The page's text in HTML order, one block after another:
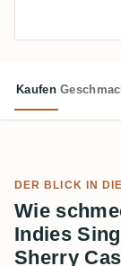
Kaufen
DER BLICK IN
Wie
Indies
Sherry